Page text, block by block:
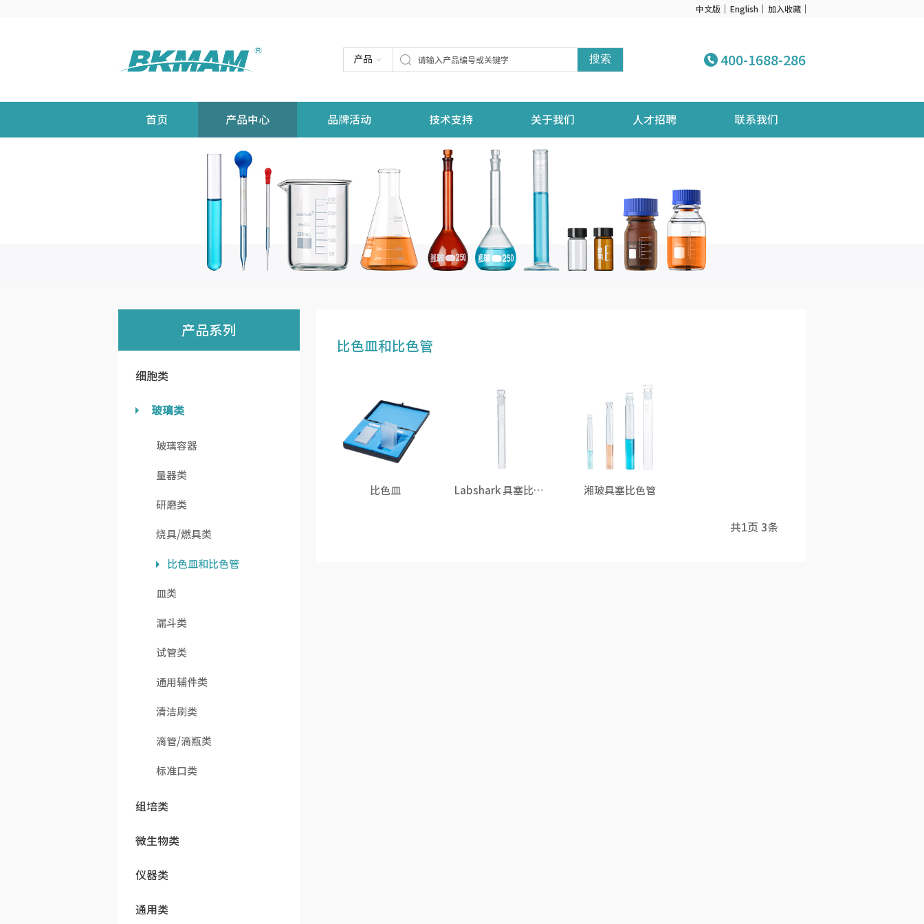
中文版 English 加入收藏
产品 搜索 400-1688-286
首页 产品中心 品牌活动 技术支持 关于我们 人才招聘 联系我们
产品系列
细胞类
玻璃类
玻璃容器
量器类
研磨类
烧具/燃具类
比色皿和比色管
皿类
漏斗类
试管类
通用辅件类
清洁刷类
滴管/滴瓶类
标准口类
组培类
微生物类
仪器类
通用类
比色皿和比色管
比色皿 Labshark 具塞比色管 湘玻具塞比色管
共1 页 3条